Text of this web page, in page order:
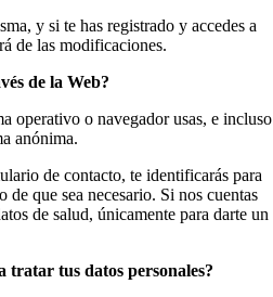
y si te has registrado y accedes a
de las modificaciones.
de la Web?
operativo o navegador usas, e incluso
anónima.
de contacto, te identificarás para
de que sea necesario. Si nos cuentas
de salud, únicamente para darte un
tratar tus datos personales?